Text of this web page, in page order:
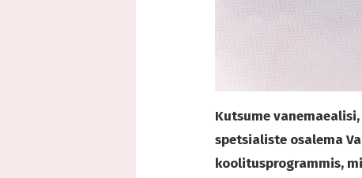
Kutsume
spetsialiste osalema
koolitusprogrammis,